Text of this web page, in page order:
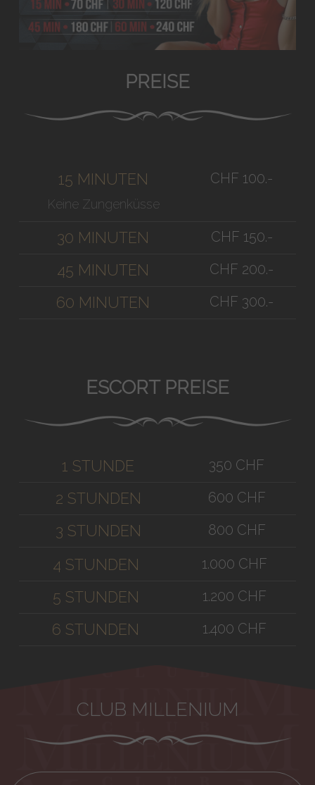
PREISE
15 MINUTEN
Keine Zungenküsse
CHF 100.-
30 MINUTEN CHF 150.-
45 MINUTEN CHF 200.-
60 MINUTEN CHF 300.-
ESCORT PREISE
1 STUNDE 350 CHF
2 STUNDEN 600 CHF
3 STUNDEN 800 CHF
4 STUNDEN 1.000 CHF
5 STUNDEN 1.200 CHF
6 STUNDEN 1.400 CHF
CLUB MILLENIUM